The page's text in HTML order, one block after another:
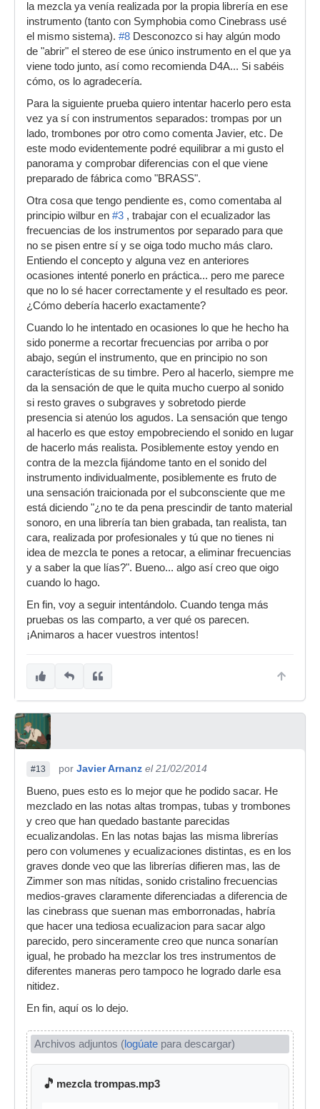
la mezcla ya venía realizada por la propia librería en ese
instrumento (tanto con Symphobia como Cinebrass usé
el mismo sistema). #8 Desconozco si hay algún modo
de "abrir" el stereo de ese único instrumento en el que ya
viene todo junto, así como recomienda D4A... Si sabéis
cómo, os lo agradecería.
Para la siguiente prueba quiero intentar hacerlo pero esta
vez ya sí con instrumentos separados: trompas por un
lado, trombones por otro como comenta Javier, etc. De
este modo evidentemente podré equilibrar a mi gusto el
panorama y comprobar diferencias con el que viene
preparado de fábrica como "BRASS".
Otra cosa que tengo pendiente es, como comentaba al
principio wilbur en #3 , trabajar con el ecualizador las
frecuencias de los instrumentos por separado para que
no se pisen entre sí y se oiga todo mucho más claro.
Entiendo el concepto y alguna vez en anteriores
ocasiones intenté ponerlo en práctica... pero me parece
que no lo sé hacer correctamente y el resultado es peor.
¿Cómo debería hacerlo exactamente?
Cuando lo he intentado en ocasiones lo que he hecho ha
sido ponerme a recortar frecuencias por arriba o por
abajo, según el instrumento, que en principio no son
características de su timbre. Pero al hacerlo, siempre me
da la sensación de que le quita mucho cuerpo al sonido
si resto graves o subgraves y sobretodo pierde
presencia si atenúo los agudos. La sensación que tengo
al hacerlo es que estoy empobreciendo el sonido en lugar
de hacerlo más realista. Posiblemente estoy yendo en
contra de la mezcla fijándome tanto en el sonido del
instrumento individualmente, posiblemente es fruto de
una sensación traicionada por el subconsciente que me
está diciendo "¿no te da pena prescindir de tanto material
sonoro, en una librería tan bien grabada, tan realista, tan
cara, realizada por profesionales y tú que no tienes ni
idea de mezcla te pones a retocar, a eliminar frecuencias
y a saber la que lías?". Bueno... algo así creo que oigo
cuando lo hago.
En fin, voy a seguir intentándolo. Cuando tenga más
pruebas os las comparto, a ver qué os parecen.
¡Animaros a hacer vuestros intentos!
#13 por Javier Arnanz el 21/02/2014
Bueno, pues esto es lo mejor que he podido sacar. He
mezclado en las notas altas trompas, tubas y trombones
y creo que han quedado bastante parecidas
ecualizandolas. En las notas bajas las misma librerías
pero con volumenes y ecualizaciones distintas, es en los
graves donde veo que las librerías difieren mas, las de
Zimmer son mas nítidas, sonido cristalino frecuencias
medios-graves claramente diferenciadas a diferencia de
las cinebrass que suenan mas emborronadas, habría
que hacer una tediosa ecualizacion para sacar algo
parecido, pero sinceramente creo que nunca sonarían
igual, he probado ha mezclar los tres instrumentos de
diferentes maneras pero tampoco he logrado darle esa
nitidez.
En fin, aquí os lo dejo.
Archivos adjuntos (logúate para descargar)
🎵 mezcla trompas.mp3